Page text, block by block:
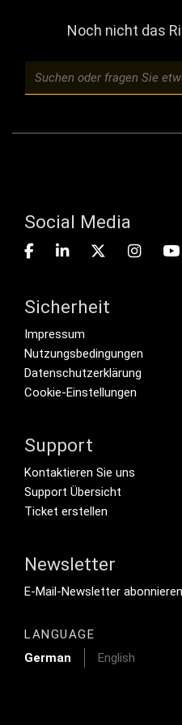
Noch nicht das
Social Media
Sicherheit
Footer menu
Impressum
Nutzungsbedingungen
Datenschutzerklärung
Cookie-Einstellungen
Support
Footer Secondary
Kontaktieren Sie uns
Support Übersicht
Ticket erstellen
Newsletter
Footer Tertiary
E-Mail-Newsletter abonnieren
LANGUAGE
German
English